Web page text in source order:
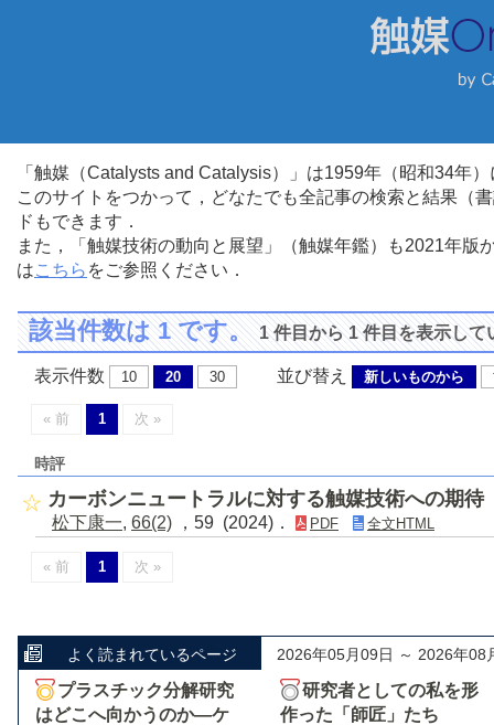
「触媒（Catalysts and Catalysis）」は1959年（昭和34年
このサイトをつかって，どなたでも全記事の検索と結果（
ドもできます．
また，「触媒技術の動向と展望」（触媒年鑑）も2021年
はこちら をご参照ください．
該当件数は 1 です。1 件目から 1 件目を表示して
表示件数 10 20 30 並び替え 新しいものから
« 前 1 次 »
時評
カーボンニュートラルに対する触媒技術への期待
松下康一, 66(2) ，59 (2024)． PDF 全文HTML
« 前 1 次 »
よく読まれているページ 2026年05月09日 ～ 2026年08
プラスチック分解研究
はどこへ向かうのか―ケ
研究者としての私を形
作った「師匠」たち